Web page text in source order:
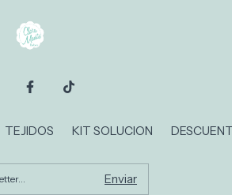
TEJIDOS KIT SOLUCION